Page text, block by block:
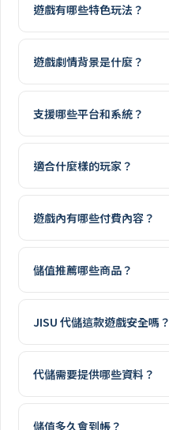
遊戲有哪些特色玩法？
遊戲劇情背景是什麼？
支援哪些平台和系統？
適合什麼樣的玩家？
遊戲內有哪些付費內容？
儲值推薦哪些商品？
JISU 代儲這款遊戲安全嗎？
代儲需要提供哪些資料？
儲值多久會到帳？